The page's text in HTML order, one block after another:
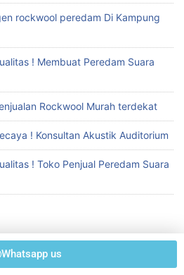
rockwool peredam Di Kampung
! Membuat Peredam Suara
Rockwool Murah terdekat
! Konsultan Akustik Auditorium
! Toko Penjual Peredam Suara
Whatsapp us